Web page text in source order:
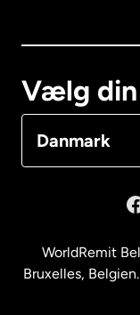
Vælg
Danmark
Malaysia
WorldRemit
Bruxelles,